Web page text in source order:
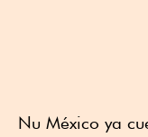
Nu México ya